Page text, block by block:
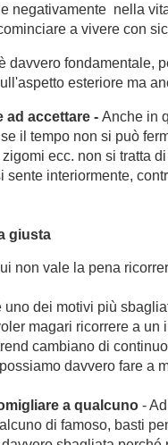
negativamentenella vita
a vivere con
davvero fondamentale,
esteriore ma
ad accettare -Anche in
il tempo non si può
ecc. non si tratta
interiormente,
giusta
non vale la pena
dei motivi più
magari ricorrere a un
cambiano di
davvero fare a
a qualcuno- Ad
di famoso, basti